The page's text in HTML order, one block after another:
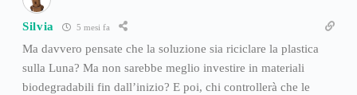
Silvia 5 mesi fa
Ma davvero pensate che la soluzione sia riciclare la plastica
sulla Luna? Ma non sarebbe meglio investire in materiali
biodegradabili fin dall’inizio? E poi, chi controllerà che le